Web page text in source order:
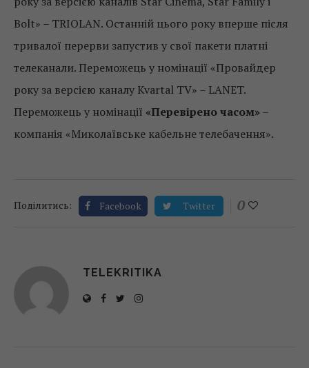
Bolt» – TRIOLAN. Останній цього року вперше після
тривалої перерви запустив у свої пакети платні
телеканали. Переможець у номінації «Провайдер
року за версією каналу Kvartal TV» – LANET.
Переможець у номінації «Перевірено часом»–
компанія «Миколаївське кабельне телебачення».
Поділитись: Facebook Twitter 0
TELEKRITIKA